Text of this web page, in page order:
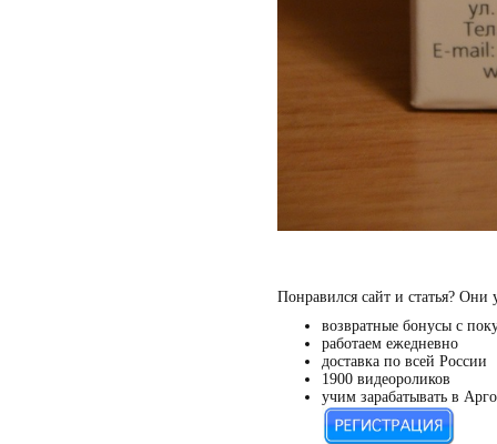
Понравился сайт и статья? Они
возвратные бонусы с
работаем ежедневно
доставка по всей России
1900 видеороликов
учим зарабатывать в Арго